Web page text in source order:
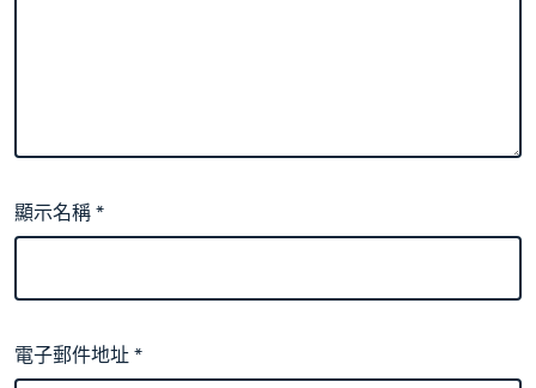
顯示名稱*
電子郵件地址*